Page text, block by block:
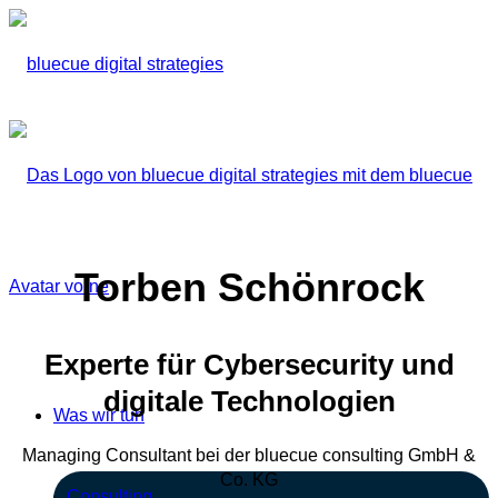
Was wir tun
Torben Schönrock
Experte für Cybersecurity und
digitale Technologien
Managing Consultant bei der bluecue consulting GmbH &
Co. KG